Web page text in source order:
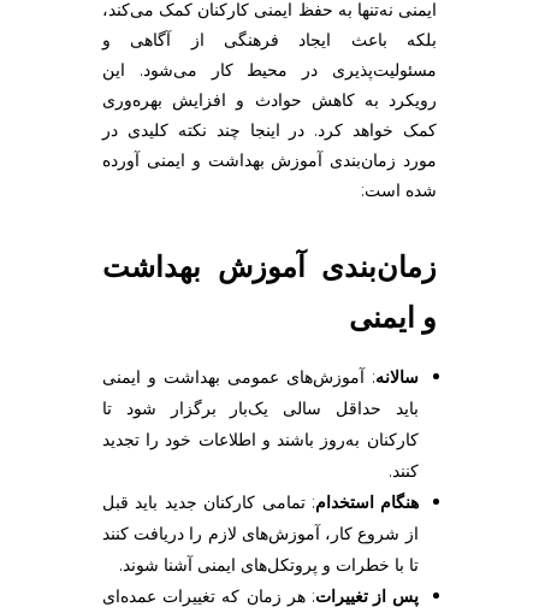
ایمنی نه‌تنها به حفظ ایمنی کارکنان کمک می‌کند،
بلکه باعث ایجاد فرهنگی از آگاهی و
مسئولیت‌پذیری در محیط کار می‌شود. این
رویکرد به کاهش حوادث و افزایش بهره‌وری
کمک خواهد کرد. در اینجا چند نکته کلیدی در
مورد زمان‌بندی آموزش بهداشت و ایمنی آورده
شده است:
زمان‌بندی آموزش بهداشت
و ایمنی
سالانه: آموزش‌های عمومی بهداشت و ایمنی
باید حداقل سالی یک‌بار برگزار شود تا
کارکنان به‌روز باشند و اطلاعات خود را تجدید
کنند.
هنگام استخدام: تمامی کارکنان جدید باید قبل
از شروع کار، آموزش‌های لازم را دریافت کنند
تا با خطرات و پروتکل‌های ایمنی آشنا شوند.
پس از تغییرات: هر زمان که تغییرات عمده‌ای